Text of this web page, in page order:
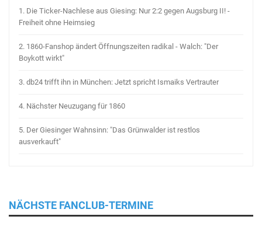
1. Die Ticker-Nachlese aus Giesing: Nur 2:2 gegen Augsburg II! -
Freiheit ohne Heimsieg
2. 1860-Fanshop ändert Öffnungszeiten radikal - Walch: "Der
Boykott wirkt"
3. db24 trifft ihn in München: Jetzt spricht Ismaiks Vertrauter
4. Nächster Neuzugang für 1860
5. Der Giesinger Wahnsinn: "Das Grünwalder ist restlos
ausverkauft"
NÄCHSTE FANCLUB-TERMINE